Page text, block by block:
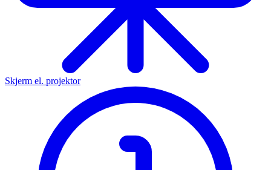
Skjerm el. projektor